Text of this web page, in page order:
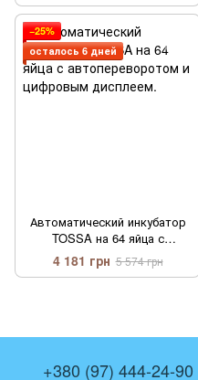
−25%
осталось 6 дней
Автоматический инкубатор
TOSSA на 64 яйца с
автопереворотом и
цифровым дисплеем.
4 181 грн 5 574 грн
+380 (97) 444-24-90